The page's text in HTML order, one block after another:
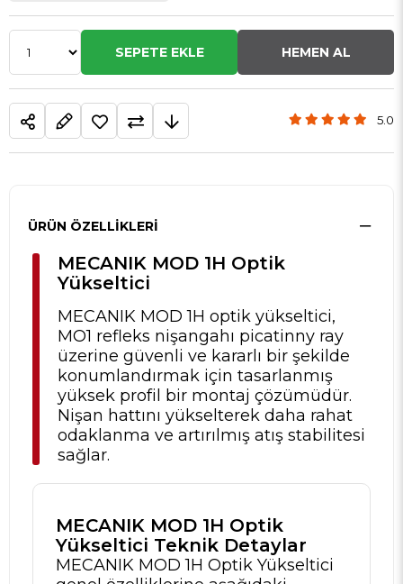
5.0
ÜRÜN ÖZELLIKLERI
MECANIK MOD 1H Optik
Yükseltici
MECANIK MOD 1H optik yükseltici,
MO1 refleks nişangahı picatinny ray
üzerine güvenli ve kararlı bir şekilde
konumlandırmak için tasarlanmış
yüksek profil bir montaj çözümüdür.
Nişan hattını yükselterek daha rahat
odaklanma ve artırılmış atış stabilitesi
sağlar.
MECANIK MOD 1H Optik
Yükseltici Teknik Detaylar
MECANIK MOD 1H Optik Yükseltici